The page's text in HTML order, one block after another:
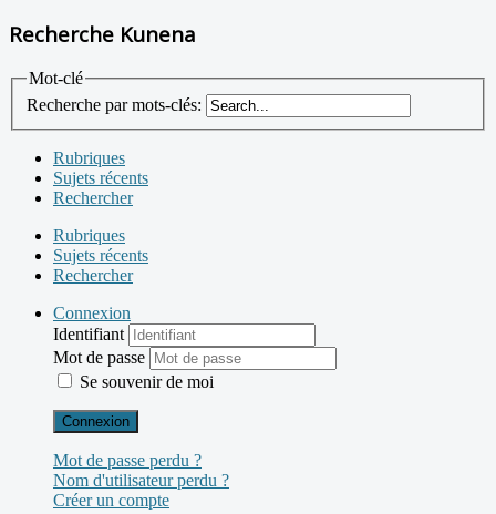
Recherche Kunena
Mot-clé
Recherche par mots-clés:
Rubriques
Sujets récents
Rechercher
Rubriques
Sujets récents
Rechercher
Connexion
Identifiant
Mot de passe
Se souvenir de moi
Connexion
Mot de passe perdu ?
Nom d'utilisateur perdu ?
Créer un compte